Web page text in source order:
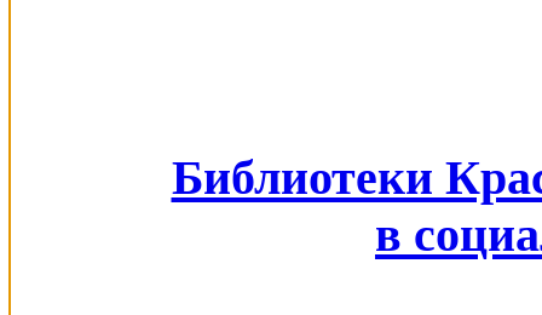
Библиотеки
в